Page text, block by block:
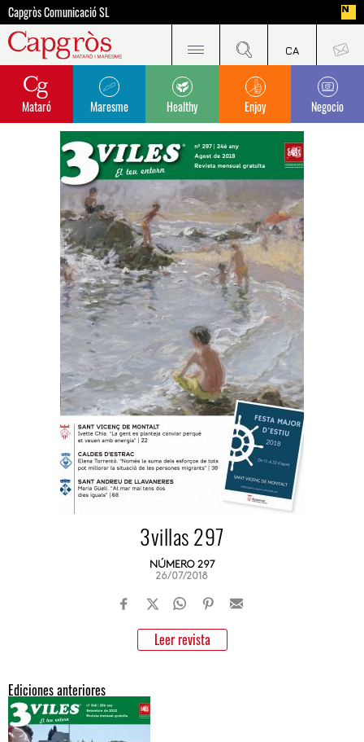
Capgròs Comunicació SL
Mataró Maresme Healthy Enjoy Negocio
3villas 297
NÚMERO 297
26/07/2018
Leer revista
Ediciones anteriores